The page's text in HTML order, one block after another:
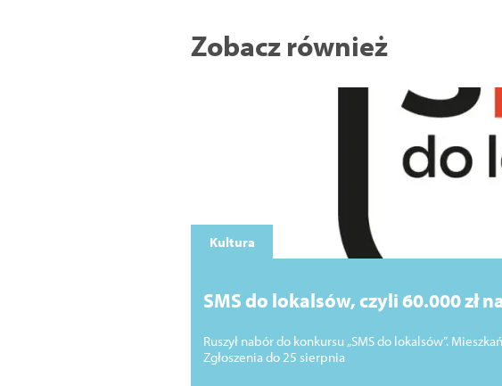
Zobacz również
Kultura
SMS do lokalsów, czyli 60.000 zł
Ruszył nabór do konkursu „SMS do lokalsów”.
Zgłoszenia do 25 sierpnia